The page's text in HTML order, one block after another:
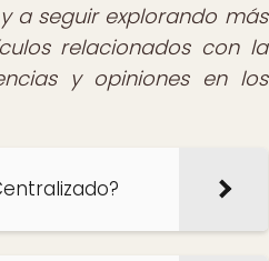
a seguir explorando más
relacionados con la
y opiniones en los